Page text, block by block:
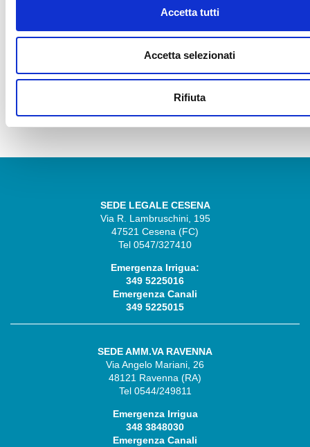
Accetta tutti
Accetta selezionati
Rifiuta
SEDE LEGALE CESENA
Via R. Lambruschini, 195
47521 Cesena (FC)
Tel 0547/327410
Emergenza Irrigua:
349 5225016
Emergenza Canali
349 5225015
SEDE AMM.VA RAVENNA
Via Angelo Mariani, 26
48121 Ravenna (RA)
Tel 0544/249811
Emergenza Irrigua
348 3848030
Emergenza Canali